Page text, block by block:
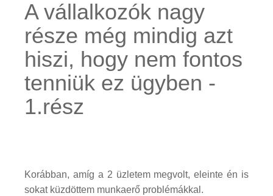
A vállalkozók nagy
része még mindig azt
hiszi, hogy nem fontos
tenniük ez ügyben -
1.rész
Korábban, amíg a 2 üzletem megvolt, eleinte én is
sokat küzdöttem munkaerő problémákkal.